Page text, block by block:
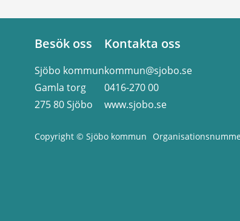
Besök oss
Sjöbo kommun
Gamla torg
275 80 Sjöbo
Kontakta oss
kommun@sjobo.se
0416-270 00
www.sjobo.se
Copyright © Sjöbo kommun